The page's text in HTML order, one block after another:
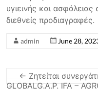
υγιεινής και
διεθνείς προδιαγραφές.
admin June 28,
← Ζητείται
GLOBALG.A.P. IFA –